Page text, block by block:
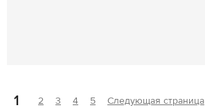
1 2 3 4 5 Следующая страница